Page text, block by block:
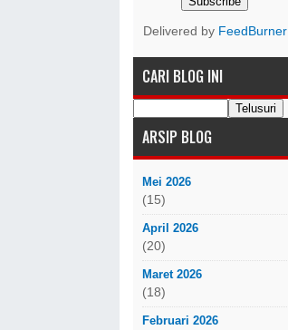
Delivered by FeedBurner
CARI BLOG INI
ARSIP BLOG
Mei 2026
(15)
April 2026
(20)
Maret 2026
(18)
Februari 2026